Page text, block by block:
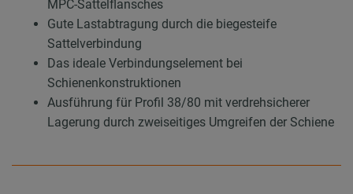
MPC-Sattelflansches
Gute Lastabtragung durch die biegesteife
Sattelverbindung
Das ideale Verbindungselement bei
Schienenkonstruktionen
Ausführung für Profil 38/80 mit verdrehsicherer
Lagerung durch zweiseitiges Umgreifen der Schiene